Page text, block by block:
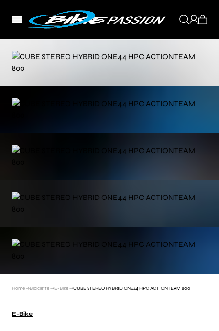
Home →Biciclette →E-Bike →CUBE STEREO HYBRID ONE44 HPC ACTIONTEAM 800
E-Bike